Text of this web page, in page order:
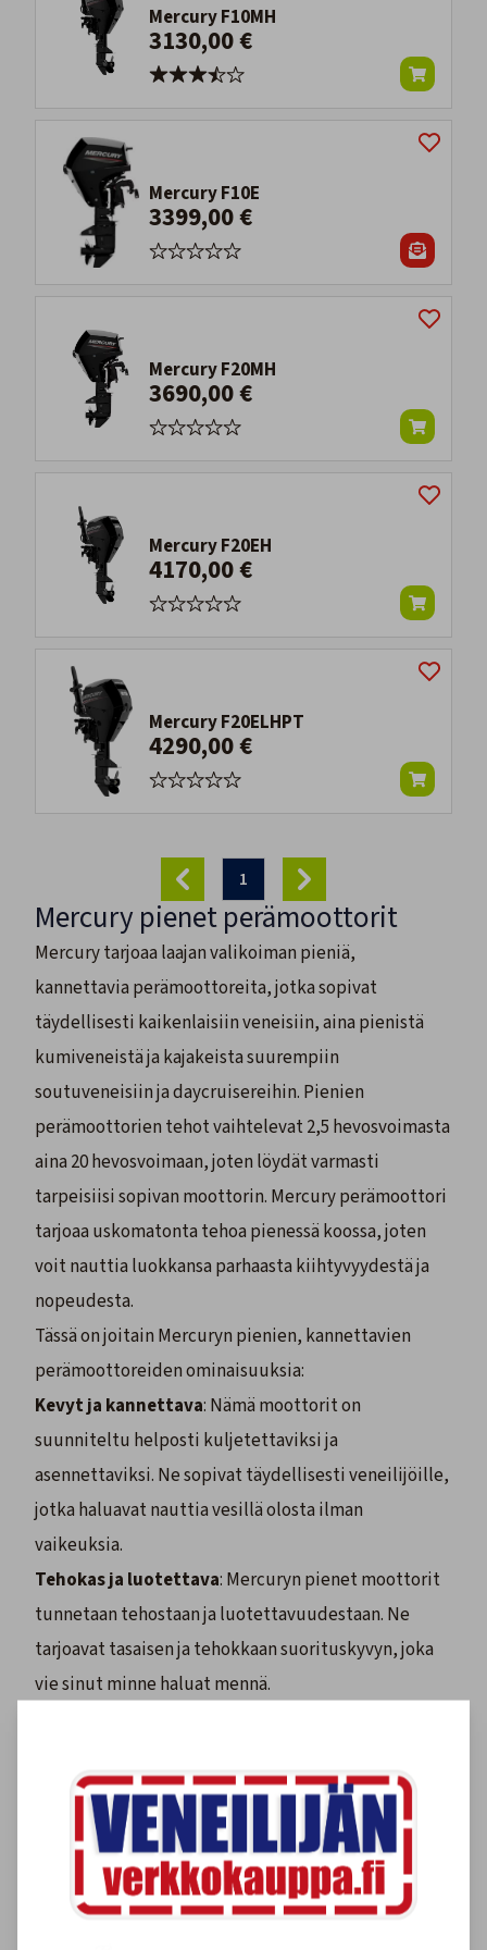
Mercury F10MH
3130,00 €
Mercury F10E
3399,00 €
Mercury F20MH
3690,00 €
Mercury F20EH
4170,00 €
Mercury F20ELHPT
4290,00 €
1
Mercury pienet perämoottorit
Mercury tarjoaa laajan valikoiman pieniä,
kannettavia perämoottoreita, jotka sopivat
täydellisesti kaikenlaisiin veneisiin, aina pienistä
kumiveneistä ja kajakeista suurempiin
soutuveneisiin ja daycruisereihin. Pienien
perämoottorien tehot vaihtelevat 2,5 hevosvoimasta
aina 20 hevosvoimaan, joten löydät varmasti
tarpeisiisi sopivan moottorin. Mercury perämoottori
tarjoaa uskomatonta tehoa pienessä koossa, joten
voit nauttia luokkansa parhaasta kiihtyvyydestä ja
nopeudesta.
Tässä on joitain Mercuryn pienien, kannettavien
perämoottoreiden ominaisuuksia:
Kevyt ja kannettava: Nämä moottorit on
suunniteltu helposti kuljetettaviksi ja
asennettaviksi. Ne sopivat täydellisesti veneilijöille,
jotka haluavat nauttia vesillä olosta ilman
vaikeuksia.
Tehokas ja luotettava: Mercuryn pienet moottorit
tunnetaan tehostaan ja luotettavuudestaan. Ne
tarjoavat tasaisen ja tehokkaan suorituskyvyn, joka
vie sinut minne haluat mennä.
ohjaimet ja intuitiivinen käyttöliittymä, joten olet
vedessä hetkessä.
Monipuolinen: Mercuryn pieniä moottoreita voidaan
käyttää monenlaisiin tarkoituksiin, kuten